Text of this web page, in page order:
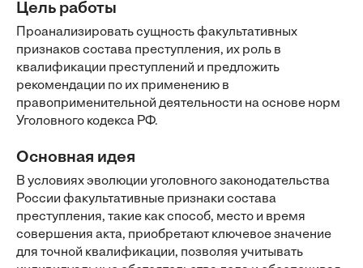
Цель работы
Проанализировать сущность факультативных
признаков состава преступления, их роль в
квалификации преступлений и предложить
рекомендации по их применению в
правоприменительной деятельности на основе норм
Уголовного кодекса РФ.
Основная идея
В условиях эволюции уголовного законодательства
России факультативные признаки состава
преступления, такие как способ, место и время
совершения акта, приобретают ключевое значение
для точной квалификации, позволяя учитывать